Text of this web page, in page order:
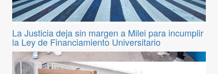
La Justicia deja sin margen a Milei para incumplir
la Ley de Financiamiento Universitario